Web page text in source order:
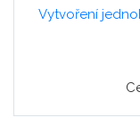
Vytvoření